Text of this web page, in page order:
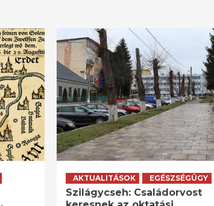
AKTUALITÁSOK EGÉSZSÉGÜGY
Szilágycseh: Családorvost